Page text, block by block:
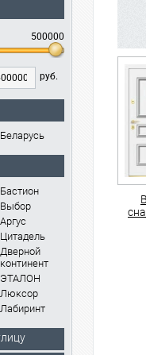
500000
руб.
Беларусь
Бастион
Выбор
Аргус
Цитадель
Дверной
континент
ЭТАЛОН
Люксор
Лабиринт